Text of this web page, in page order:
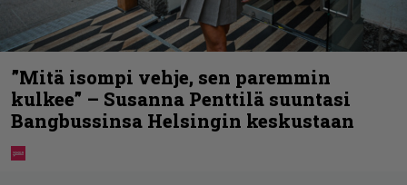
”Mitä isompi vehje, sen paremmin
kulkee” – Susanna Penttilä suuntasi
Bangbussinsa Helsingin keskustaan